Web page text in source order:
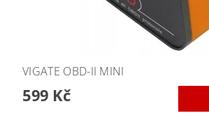
VIGATE OBD-II MINI
599 Kč